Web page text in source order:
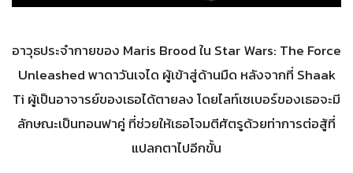
อาวุธประจำกายของ Maris Brood ใน Star Wars: The Force
Unleashed พาดาวันเจได ผู้เข้าสู่ด้านมืด หลังจากที่ Shaak
Ti ผู้เป็นอาจารย์ของเธอได้ตายลง โดยไลท์เซเบอร์ของเธอจะมี
ลักษณะเป็นทอนฟาคู่ ที่ช่วยให้เธอโจมตีศัตรูด้วยท่าการต่อสู้ที่
แปลกตาไปอีกขั้น